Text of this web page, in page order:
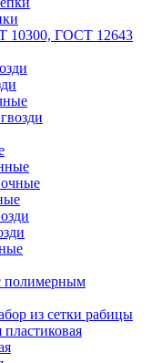
10300, ГОСТ 12643
полимерным
из сетки рабицы
пластиковая